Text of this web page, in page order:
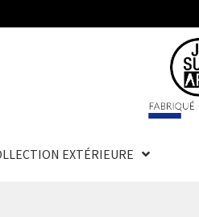
EXTÉRIEURE